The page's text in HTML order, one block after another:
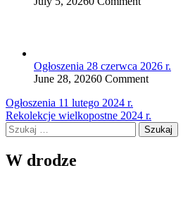
Ogłoszenia 28 czerwca 2026 r.
June 28, 20260 Comment
Nawigacja
wpisu
Ogłoszenia 11 lutego 2024 r.
Rekolekcje wielkopostne 2024 r.
Szukaj:
W drodze